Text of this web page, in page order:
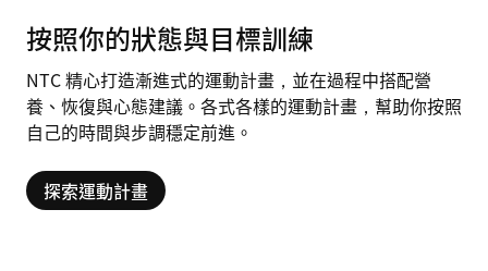
按照你的狀態與目標訓練
NTC 精心打造漸進式的運動計畫，並在過程中搭配營
養、恢復與心態建議。各式各樣的運動計畫，幫助你按照
自己的時間與步調穩定前進。
探索運動計畫